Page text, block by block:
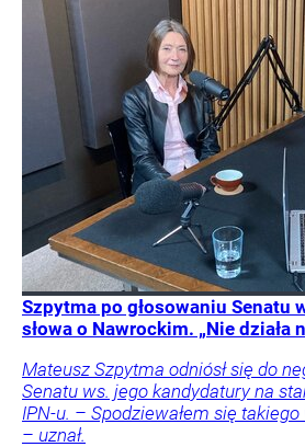
Szpytma po głosowaniu Senatu
słowa o Nawrockim. „Nie działa
Mateusz Szpytma odniósł się do
Senatu ws. jego kandydatury na
IPN-u. – Spodziewałem się
– uznał.